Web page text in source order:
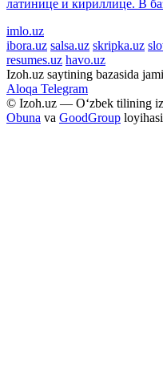
латинице и кириллице. В
imlo.uz
ibora.uz salsa.uz skripka.uz
resumes.uz havo.uz
Izoh.uz saytining bazasida jami
Aloqa Telegram
© Izoh.uz — O‘zbek tilining
Obuna va GoodGroup